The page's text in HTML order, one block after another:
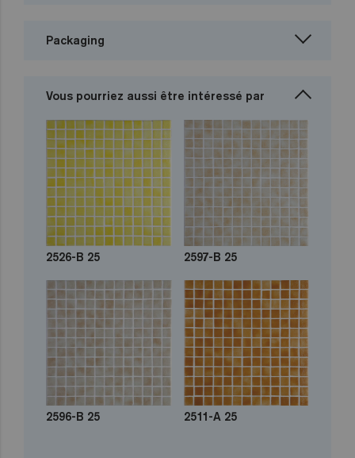
Packaging
Vous pourriez aussi être intéressé par
2526-B 25 2597-B 25
2596-B 25 2511-A 25